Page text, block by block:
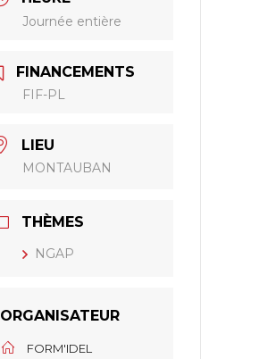
Journée entière
FINANCEMENTS
FIF-PL
LIEU
MONTAUBAN
THÈMES
NGAP
ORGANISATEUR
FORM'IDEL